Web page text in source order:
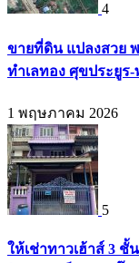
4
ขายที่ดิน แปลงสวย
ทำเลทอง ศุขประยูร-
1 พฤษภาคม 2026
5
ให้เช่าทาวเฮ้าส์ 3